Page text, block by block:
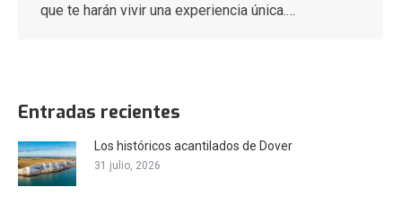
que te harán vivir una experiencia única.…
Entradas recientes
Los históricos acantilados de Dover
31 julio, 2026